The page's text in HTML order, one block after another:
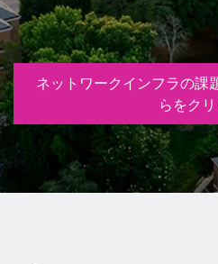
ネットワークインフラの課
らをク